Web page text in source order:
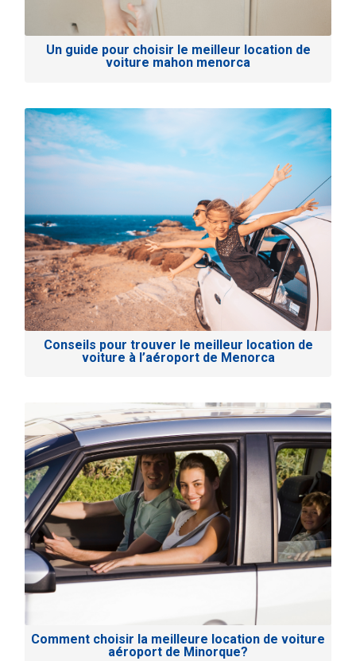
Un guide pour choisir le meilleur location de
voiture mahon menorca
Conseils pour trouver le meilleur location de
voiture à l’aéroport de Menorca
Comment choisir la meilleure location de voiture
aéroport de Minorque?